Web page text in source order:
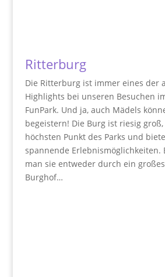
Ritterburg
Die Ritterburg ist immer eines der
Highlights bei unseren Besuchen
FunPark. Und ja, auch Mädels
begeistern! Die Burg ist riesig
höchsten Punkt des Parks und
spannende Erlebnismöglichkeiten.
man sie entweder durch ein
Burghof…